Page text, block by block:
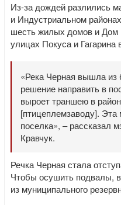
Из-за дождей разлились
и Индустриальном
шесть жилых домов и Дом
улицах Покуса и Гагарина
«Река Черная вышла из
решение направить в
выроет траншею в
[птицеплемзаводу]. Эта
поселка», – рассказал
Кравчук.
Речка Черная стала
Чтобы осушить подвалы,
из муниципального